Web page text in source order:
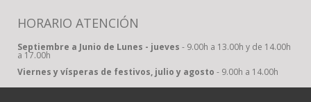
HORARIO ATENCIÓN
Septiembre a Junio de Lunes - jueves - 9.00h a 13.00h y de 14.00h
a 17.00h
Viernes y vísperas de festivos, julio y agosto - 9.00h a 14.00h